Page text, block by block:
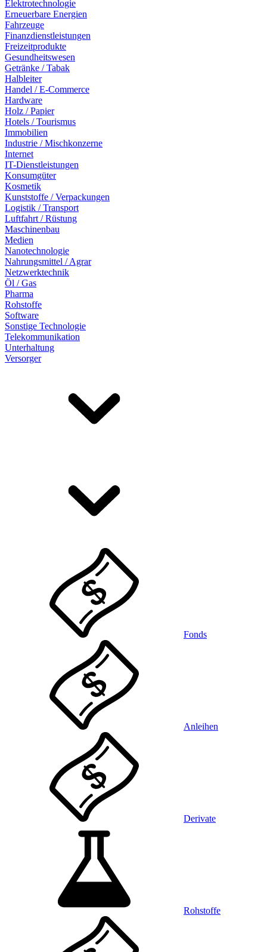
Elektrotechnologie
Erneuerbare Energien
Fahrzeuge
Finanzdienstleistungen
Freizeitprodukte
Gesundheitswesen
Getränke / Tabak
Halbleiter
Handel / E-Commerce
Hardware
Holz / Papier
Hotels / Tourismus
Immobilien
Industrie / Mischkonzerne
Internet
IT-Dienstleistungen
Konsumgüter
Kosmetik
Kunststoffe / Verpackungen
Logistik / Transport
Luftfahrt / Rüstung
Maschinenbau
Medien
Nanotechnologie
Nahrungsmittel / Agrar
Netzwerktechnik
Öl / Gas
Pharma
Rohstoffe
Software
Sonstige Technologie
Telekommunikation
Unterhaltung
Versorger
Fonds
Anleihen
Derivate
Rohstoffe